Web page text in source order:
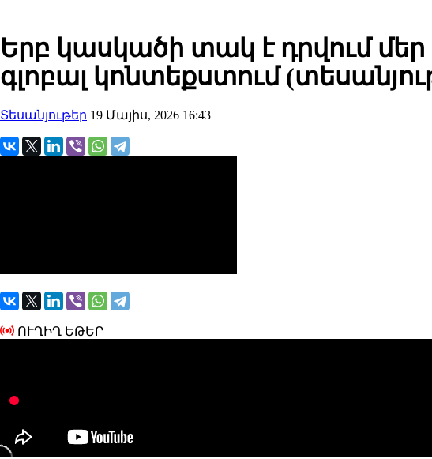
Երբ կասկածի տակ է դրվում
գլոբալ կոնտեքստում
Տեսանյութեր 19 Մայիս, 2026 16:43
ՈՒՂԻՂ ԵԹԵՐ